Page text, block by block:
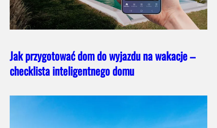
Jak przygotować dom do wyjazdu na wakacje –
checklista inteligentnego domu